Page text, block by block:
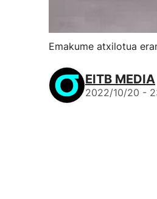
Emakume atxilotua
EITB MEDIA
2022/10/20 -